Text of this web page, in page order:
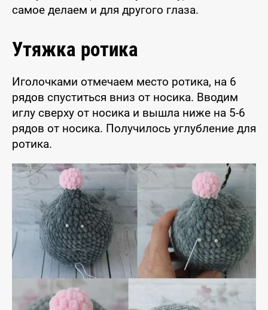
самое делаем и для другого глаза.
Утяжка ротика
Иголочками отмечаем место ротика, на 6
рядов спуститься вниз от носика. Вводим
иглу сверху от носика и вышла ниже на 5-6
рядов от носика. Получилось углубление для
ротика.